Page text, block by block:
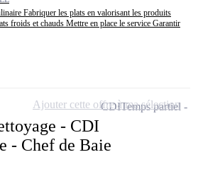
Fabriquer les plats en valorisant les produits
froids et chauds Mettre en place le service Garantir
- CDI
- Chef de Baie
CDITemps partiel
Ajouter cette offre à ma sélection